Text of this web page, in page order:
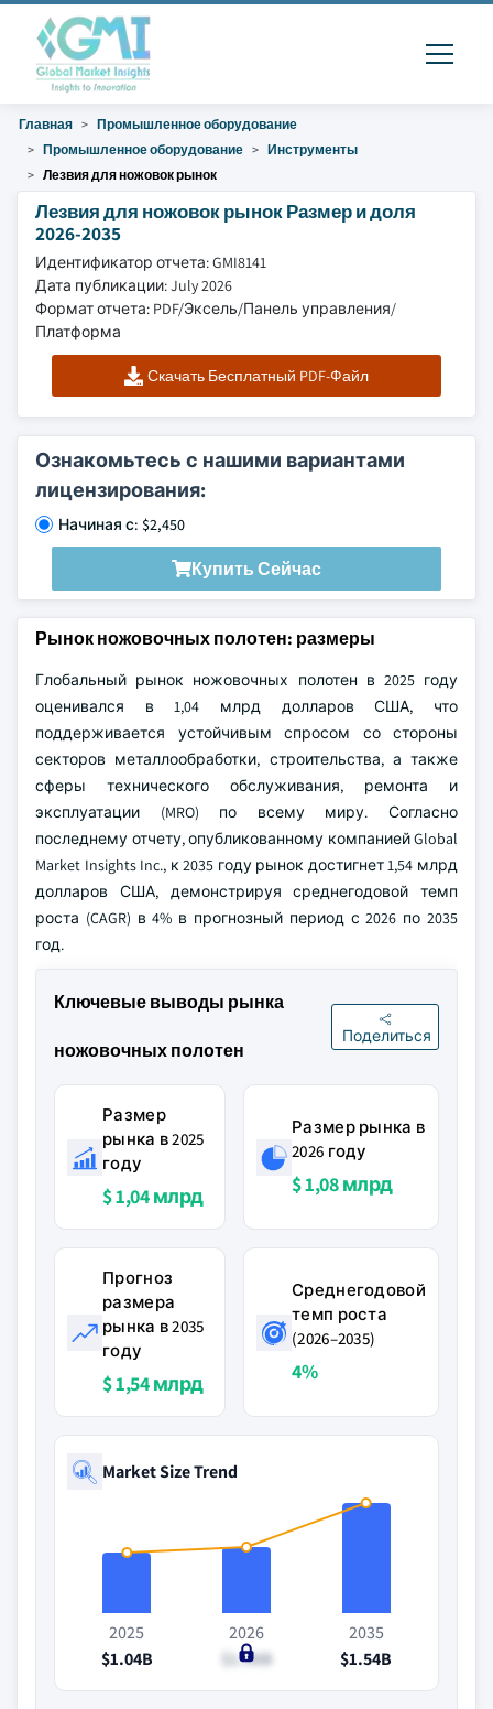
Главная
Промышленное оборудование
Промышленное оборудование
Инструменты
Лезвия для ножовок рынок
Лезвия для ножовок рынок Размер и доля
2026-2035
Идентификатор отчета: GMI8141
Дата публикации: July 2026
Формат отчета: PDF/Эксель/Панель управления/
Платформа
Скачать Бесплатный PDF-Файл
Ознакомьтесь с нашими вариантами
лицензирования:
Начиная с: $2,450
Купить Сейчас
Рынок ножовочных полотен: размеры
Глобальный рынок ножовочных полотен в 2025 году
оценивался в 1,04 млрд долларов США, что
поддерживается устойчивым спросом со стороны
секторов металлообработки, строительства, а также
сферы технического обслуживания, ремонта и
эксплуатации (MRO) по всему миру. Согласно
последнему отчету, опубликованному компанией Global
Market Insights Inc., к 2035 году рынок достигнет 1,54 млрд
долларов США, демонстрируя среднегодовой темп
роста (CAGR) в 4% в прогнозный период с 2026 по 2035
год.
Ключевые выводы рынка
ножовочных полотен
Поделиться
Размер
рынка в 2025
году
$ 1,04 млрд
Размер рынка в
2026 году
$ 1,08 млрд
Прогноз
размера
рынка в 2035
году
$ 1,54 млрд
Среднегодовой
темп роста
(2026–2035)
4%
Market Size Trend
2025
$1.04B
2026
$1.08B
2035
$1.54B